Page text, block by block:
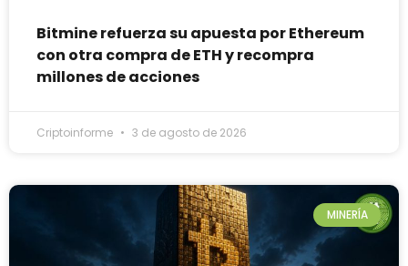
Bitmine refuerza su apuesta por Ethereum
con otra compra de ETH y recompra
millones de acciones
Criptoinforme 3 de agosto de 2026
MINERÍA